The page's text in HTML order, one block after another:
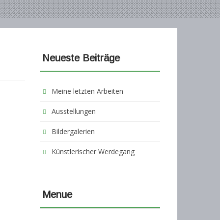
Neueste Beiträge
Meine letzten Arbeiten
Ausstellungen
Bildergalerien
Künstlerischer Werdegang
Menue